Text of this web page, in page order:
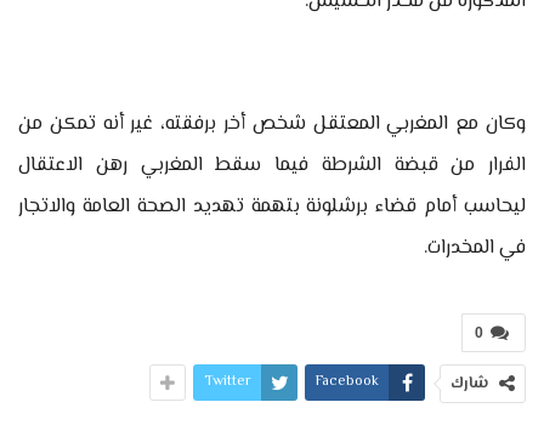
وكان مع المغربي المعتقل شخص أخر برفقته، غير أنه تمكن من
الفرار من قبضة الشرطة فيما سقط المغربي رهن الاعتقال
ليحاسب أمام قضاء برشلونة بتهمة تهديد الصحة العامة والاتجار
في المخدرات.
0
شارك Facebook
Twitter